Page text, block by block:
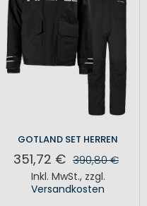
GOTLAND SET HERREN
351,72 € 390,80 €
Inkl. MwSt., zzgl.
Versandkosten